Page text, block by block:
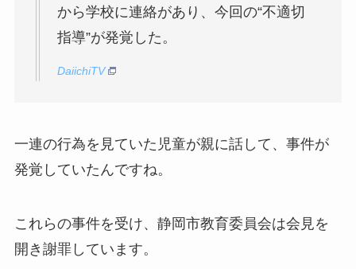
から学校に連絡があり、今回の“不適切
指導”が発覚した。
DaiichiTV
一連の行為を見ていた児童が親に話して、事件が
発覚していたんですね。
これらの事件を受け、静岡市教育委員会は会見を
開き謝罪しています。